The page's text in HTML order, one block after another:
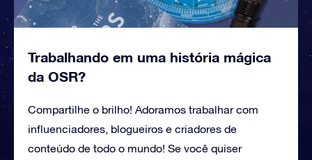
Trabalhando em uma história mágica
da OSR?
Compartilhe o brilho! Adoramos trabalhar com
influenciadores, blogueiros e criadores de
conteúdo de todo o mundo! Se você quiser